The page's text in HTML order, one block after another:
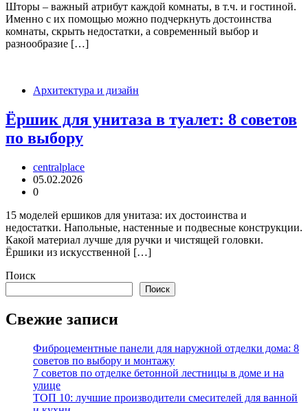
Шторы – важный атрибут каждой комнаты, в т.ч. и гостиной.
Именно с их помощью можно подчеркнуть достоинства
комнаты, скрыть недостатки, а современный выбор и
разнообразие […]
Архитектура и дизайн
Ёршик для унитаза в туалет: 8 советов
по выбору
centralplace
05.02.2026
0
15 моделей ершиков для унитаза: их достоинства и
недостатки. Напольные, настенные и подвесные конструкции.
Какой материал лучше для ручки и чистящей головки.
Ёршики из искусственной […]
Поиск
Поиск
Свежие записи
Фиброцементные панели для наружной отделки дома: 8
советов по выбору и монтажу
7 советов по отделке бетонной лестницы в доме и на
улице
ТОП 10: лучшие производители смесителей для ванной